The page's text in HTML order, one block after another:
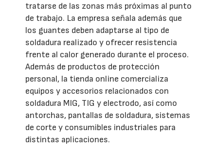
tratarse de las zonas más próximas al punto
de trabajo. La empresa señala además que
los guantes deben adaptarse al tipo de
soldadura realizado y ofrecer resistencia
frente al calor generado durante el proceso.
Además de productos de protección
personal, la tienda online comercializa
equipos y accesorios relacionados con
soldadura MIG, TIG y electrodo, así como
antorchas, pantallas de soldadura, sistemas
de corte y consumibles industriales para
distintas aplicaciones.